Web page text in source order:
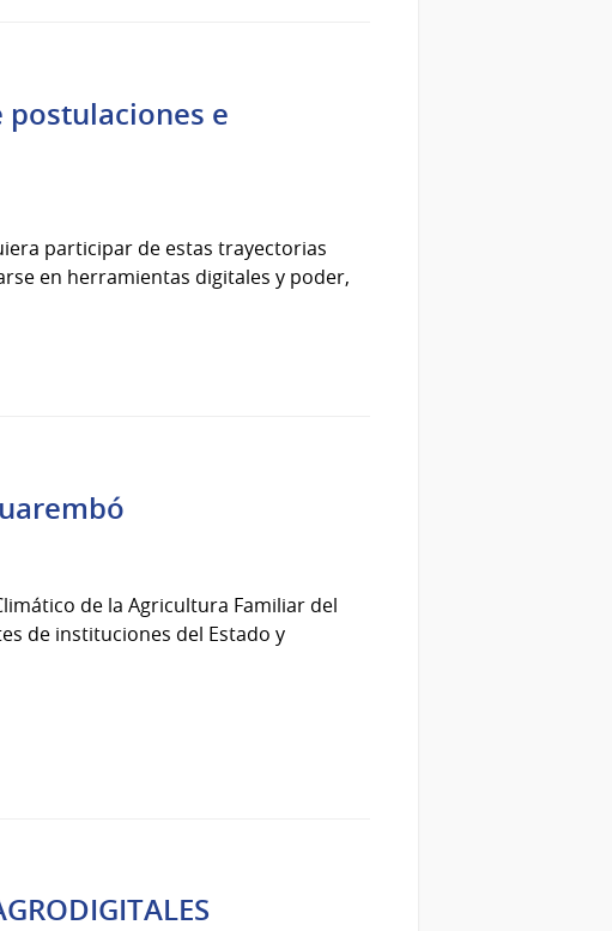
postulaciones e
participar de estas trayectorias
en herramientas digitales y poder,
de la Agricultura Familiar del
de instituciones del Estado y